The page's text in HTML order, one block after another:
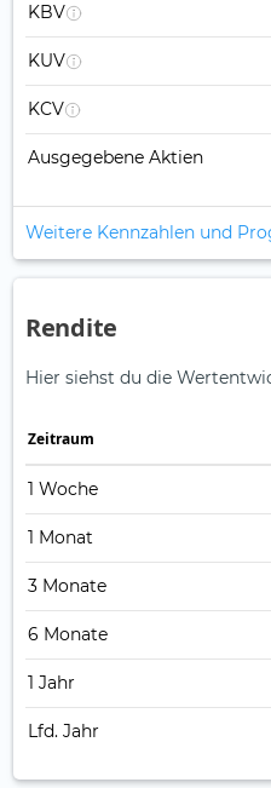
KBV
KUV
KCV
Ausgegebene Aktien
Weitere Kennzahlen und
Rendite
Hier siehst du die
Zeitraum
1 Woche
1 Monat
3 Monate
6 Monate
1 Jahr
Lfd. Jahr